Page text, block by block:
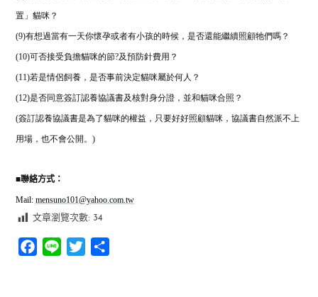
置」貓咪？
(9)有想過當有一天你懷孕或者有小孩的時候，是否還能繼續照顧牠們嗎？
(10)可否接受負擔貓咪的節?及預防針費用？
(11)若是情侶飼養，是否事前決定貓咪屬於何人？
(12)是否同意簽訂認養協議書及核對身分證，並和貓咪合照？
(簽訂認養協議書是為了貓咪的權益，只要好好照顧貓咪，協議書自然派不上
用場，也不會公開。)
■聯絡方式：
Mail: mensuno101@yahoo.com.tw
文章瀏覽次數: 34
Facebook
Line Twitter